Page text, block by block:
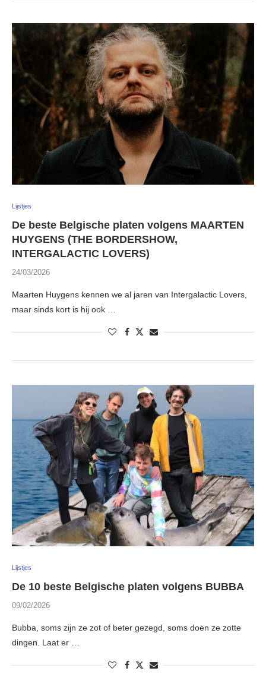
Lijstjes
De beste Belgische platen volgens MAARTEN
HUYGENS (THE BORDERSHOW,
INTERGALACTIC LOVERS)
24/03/2026
Maarten Huygens kennen we al jaren van Intergalactic Lovers,
maar sinds kort is hij ook …
Lijstjes
De 10 beste Belgische platen volgens BUBBA
09/02/2026
Bubba, soms zijn ze zot of beter gezegd, soms doen ze zotte
dingen. Laat er …